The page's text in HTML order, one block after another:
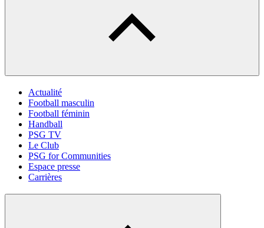
Actualité
Football masculin
Football féminin
Handball
PSG TV
Le Club
PSG for Communities
Espace presse
Carrières